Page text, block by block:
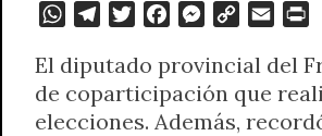
W
a
t
s
l
e
g
t
t
c
e
b
M
s
s
e
p
y
L
a
i
l
i
n
t
El diputado provincial del
de coparticipación que
elecciones. Además,